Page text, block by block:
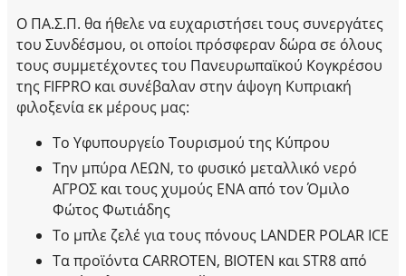
Ο ΠΑ.Σ.Π. θα ήθελε να ευχαριστήσει τους συνεργάτες
του Συνδέσμου, οι οποίοι πρόσφεραν δώρα σε όλους
τους συμμετέχοντες του Πανευρωπαϊκού Κογκρέσου
της FIFPRO και συνέβαλαν στην άψογη Κυπριακή
φιλοξενία εκ μέρους μας:
Το Υφυπουργείο Τουρισμού της Κύπρου
Την μπύρα ΛΕΩΝ, το φυσικό μεταλλικό νερό
ΑΓΡΟΣ και τους χυμούς ΕΝΑ από τον Όμιλο
Φώτος Φωτιάδης
Το μπλε ζελέ για τους πόνους LANDER POLAR ICE
Τα προϊόντα CARROTEN, BIOTEN και STR8 από